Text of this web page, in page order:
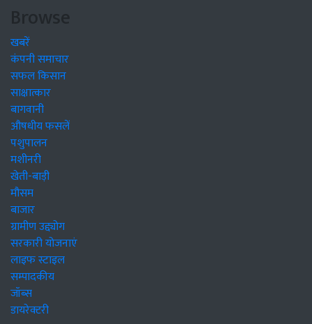
Browse
खबरें
कंपनी समाचार
सफल किसान
साक्षात्कार
बागवानी
औषधीय फसलें
पशुपालन
मशीनरी
खेती-बाड़ी
मौसम
बाजार
ग्रामीण उद्द्योग
सरकारी योजनाएं
लाइफ स्टाइल
सम्पादकीय
जॉब्स
डायरेक्टरी